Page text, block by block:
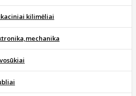
kilimėliai